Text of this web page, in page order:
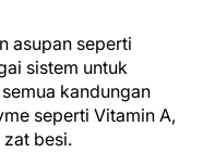
asupan seperti
sistem untuk
kandungan
seperti Vitamin A,
zat besi.